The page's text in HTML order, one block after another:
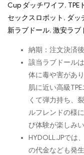
Cup ダッチワイフ, TPE
セックスロボット , ダッ
新ラブドール, 激安ラブ
納期：注文決済
該当ラブドール
体に毒や害があ
肌に近い高級
くて弾力持ち、
ルフレンドの様
び体験が楽しみ
HYDOLL.JPでは
の代金なども発